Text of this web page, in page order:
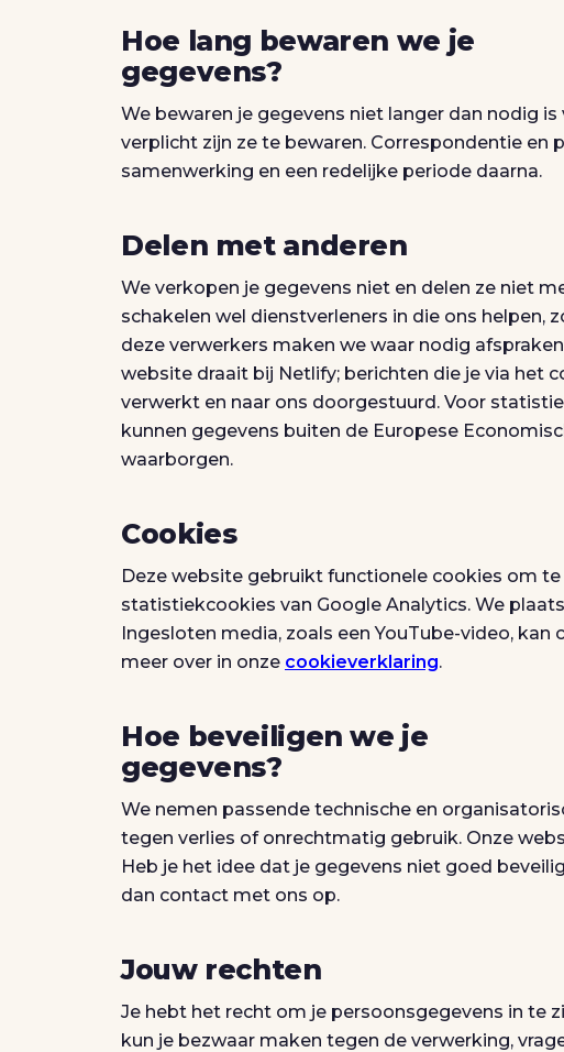
Hoe lang bewaren we je
gegevens?
We bewaren je gegevens niet langer dan nodig
verplicht zijn ze te bewaren. Correspondentie
samenwerking en een redelijke periode daarna.
Delen met anderen
We verkopen je gegevens niet en delen ze niet
schakelen wel dienstverleners in die ons
deze verwerkers maken we waar nodig
website draait bij Netlify; berichten die je via het
verwerkt en naar ons doorgestuurd. Voor
kunnen gegevens buiten de Europese
waarborgen.
Cookies
Deze website gebruikt functionele cookies om
statistiekcookies van Google Analytics. We
Ingesloten media, zoals een YouTube-video,
meer over in onze cookieverklaring.
Hoe beveiligen we je
gegevens?
We nemen passende technische en
tegen verlies of onrechtmatig gebruik. Onze
Heb je het idee dat je gegevens niet goed
dan contact met ons op.
Jouw rechten
Je hebt het recht om je persoonsgegevens in te
kun je bezwaar maken tegen de verwerking,